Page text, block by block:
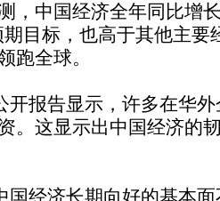
，中国经济全年同比增
目标，也高于其他主要
跑全球。
报告显示，许多在华外
。这显示出中国经济的
经济长期向好的基本面